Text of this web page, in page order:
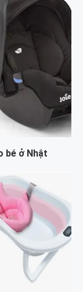
bé ở Nhật